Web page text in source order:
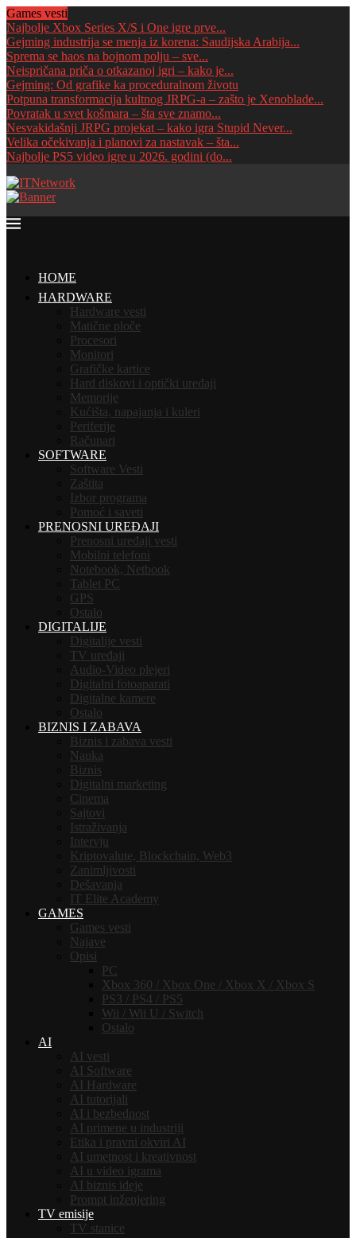
Games vesti
Najbolje Xbox Series X/S i One igre prve...
Gejming industrija se menja iz korena: Saudijska Arabija...
Sprema se haos na bojnom polju – sve...
Neispričana priča o otkazanoj igri – kako je...
Gejming: Od grafike ka proceduralnom životu
Potpuna transformacija kultnog JRPG-a – zašto je Xenoblade...
Povratak u svet košmara – šta sve znamo...
Nesvakidašnji JRPG projekat – kako igra Stupid Never...
Velika očekivanja i planovi za nastavak – šta...
Najbolje PS5 video igre u 2026. godini (do...
HOME
HARDWARE
Hardware vesti
Matične ploče
Procesori
Monitori
Grafičke kartice
Hard diskovi i optički uređaji
Memorije
Kućišta, napajanja i kuleri
Periferije
Računari
SOFTWARE
Software Vesti
Zaštita
Izbor programa
Pomoć i saveti
PRENOSNI UREĐAJI
Prenosni uređaji vesti
Mobilni telefoni
Notebook, Netbook
Tablet PC
GPS
Ostalo
DIGITALIJE
Digitalije vesti
TV uređaji
Audio-Video plejeri
Digitalni fotoaparati
Digitalne kamere
Ostalo
BIZNIS I ZABAVA
Biznis i zabava vesti
Nauka
Biznis
Digitalni marketing
Cinema
Sajtovi
Istraživanja
Intervju
Kriptovalute, Blockchain, Web3
Zanimljivosti
Dešavanja
IT Elite Academy
GAMES
Games vesti
Najave
Opisi
PC
Xbox 360 / Xbox One / Xbox X / Xbox S
PS3 / PS4 / PS5
Wii / Wii U / Switch
Ostalo
AI
AI vesti
AI Software
AI Hardware
AI tutorijali
AI i bezbednost
AI primene u industriji
Etika i pravni okviri AI
AI umetnost i kreativnost
AI u video igrama
AI biznis ideje
Prompt inženjering
TV emisije
TV stanice